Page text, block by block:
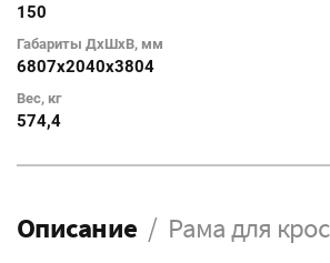
150
Габариты ДхШхВ, мм
6807х2040х3804
Вес, кг
574,4
Описание Рама для